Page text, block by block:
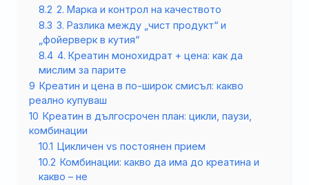
8.2 2. Марка и контрол на качеството
8.3 3. Разлика между „чист продукт“ и
„фойерверк в кутия“
8.4 4. Креатин монохидрат + цена: как да
мислим за парите
9 Креатин и цена в по-широк смисъл: какво
реално купуваш
10 Креатин в дългосрочен план: цикли, паузи,
комбинации
10.1 Цикличен vs постоянен прием
10.2 Комбинации: какво да има до креатина и
какво – не